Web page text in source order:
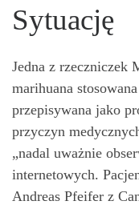
Sytuację
Jedna z rzeczniczek
marihuana
przepisywana jako
przyczyn
„nadal uważnie
internetowych.
Andreas Pfeifer z